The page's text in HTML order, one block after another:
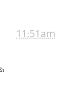
11:51am